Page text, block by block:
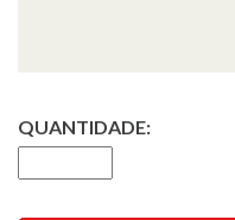
QUANTIDADE: